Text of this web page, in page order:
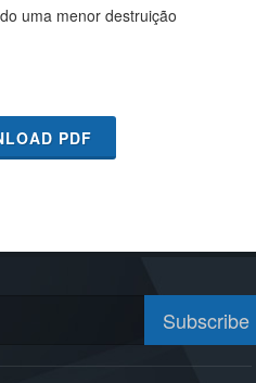
uma menor destruição
PDF
Subscribe